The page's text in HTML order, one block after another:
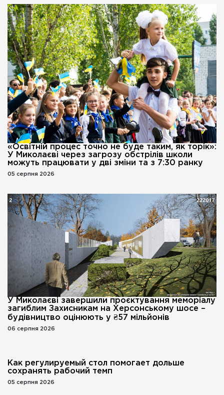
«Освітній процес точно не буде таким, як торік»:
У Миколаєві через загрозу обстрілів школи
можуть працювати у дві зміни та з 7:30 ранку
05 серпня 2026
У Миколаєві завершили проєктування меморіалу
загиблим Захисникам на Херсонському шосе –
будівництво оцінюють у ₴57 мільйонів
06 серпня 2026
Как регулируемый стол помогает дольше
сохранять рабочий темп
05 серпня 2026